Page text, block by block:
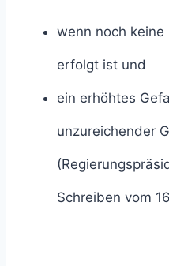
wenn noch
erfolgt ist und
ein erhöhtes
unzureichender
Schreiben vom